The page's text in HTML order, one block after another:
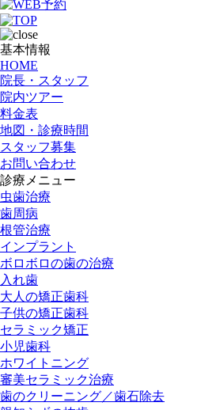
基本情報
HOME
院長・スタッフ
院内ツアー
料金表
地図・診療時間
スタッフ募集
お問い合わせ
診療メニュー
虫歯治療
歯周病
根管治療
インプラント
ボロボロの歯の治療
入れ歯
大人の矯正歯科
子供の矯正歯科
セラミック矯正
小児歯科
ホワイトニング
審美セラミック治療
歯のクリーニング／歯石除去